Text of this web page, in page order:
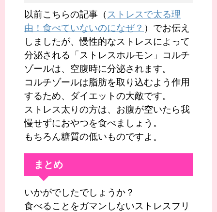
以前こちらの記事（ ストレスで太る理
由！食べていないのになぜ？ ）でお伝え
しましたが、慢性的なストレスによって
分泌される「ストレスホルモン」コルチ
ゾールは、空腹時に分泌されます。
コルチゾールは脂肪を取り込むよう作用
するため、ダイエットの大敵です。
ストレス太りの方は、お腹が空いたら我
慢せずにおやつを食べましょう。
もちろん糖質の低いものですよ。
まとめ
いかがでしたでしょうか？
食べることをガマンしないストレスフリ